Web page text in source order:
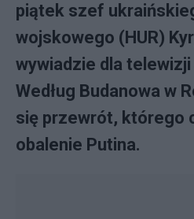
piątek szef
wojskowego (HUR)
wywiadzie dla telewizji
Według Budanowa w
się przewrót, którego
obalenie Putina.